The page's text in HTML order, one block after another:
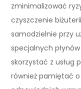
zminimalizować
czyszczenie
samodzielnie przy
specjalnych
skorzystać z usług
również pamiętać